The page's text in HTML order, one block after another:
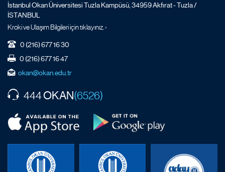
İstanbul Okan Üniversitesi Tuzla Kampüsü, 34959 Akfırat - Tuzla /
İSTANBUL
Kroki ve Ulaşım Bilgileri için tıklayınız. ›
0 (216) 677 16 30
0 (216) 677 16 47
okan@okan.edu.tr
444OKAN(6526)